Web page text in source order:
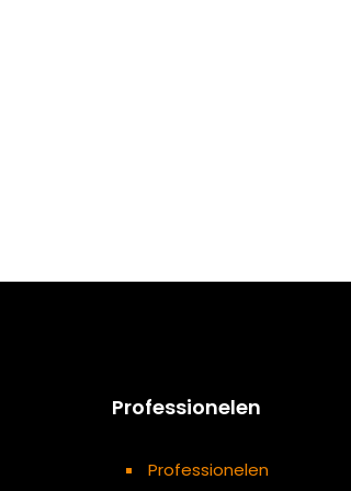
Professionelen
Professionelen